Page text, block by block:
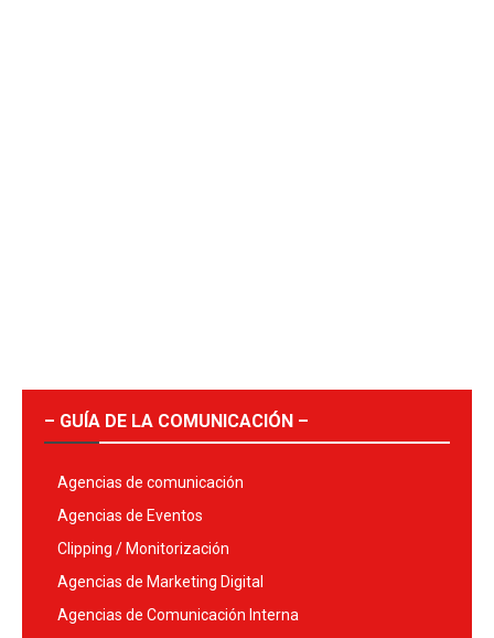
– GUÍA DE LA COMUNICACIÓN –
Agencias de comunicación
Agencias de Eventos
Clipping / Monitorización
Agencias de Marketing Digital
Agencias de Comunicación Interna